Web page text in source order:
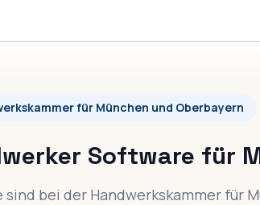
für München und Oberbayern
Software für
bei der Handwerkskammer für